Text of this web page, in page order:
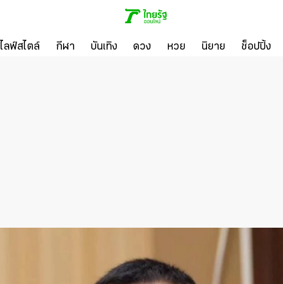
ไลฟ์สไตล์ กีฬา บันเทิง ดวง หวย นิยาย ช็อปปิ้ง